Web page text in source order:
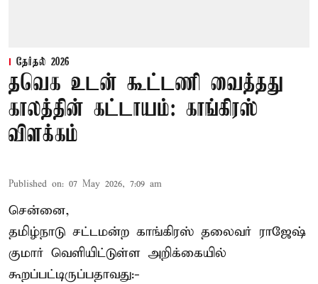
தேர்தல் 2026
தவெக உடன் கூட்டணி வைத்தது
காலத்தின் கட்டாயம்: காங்கிரஸ்
விளக்கம்
Published on: 07 May 2026, 7:09 am
சென்னை,
தமிழ்நாடு சட்டமன்ற காங்கிரஸ் தலைவர் ராஜேஷ்
குமார் வெளியிட்டுள்ள அறிக்கையில்
கூறப்பட்டிருப்பதாவது:-